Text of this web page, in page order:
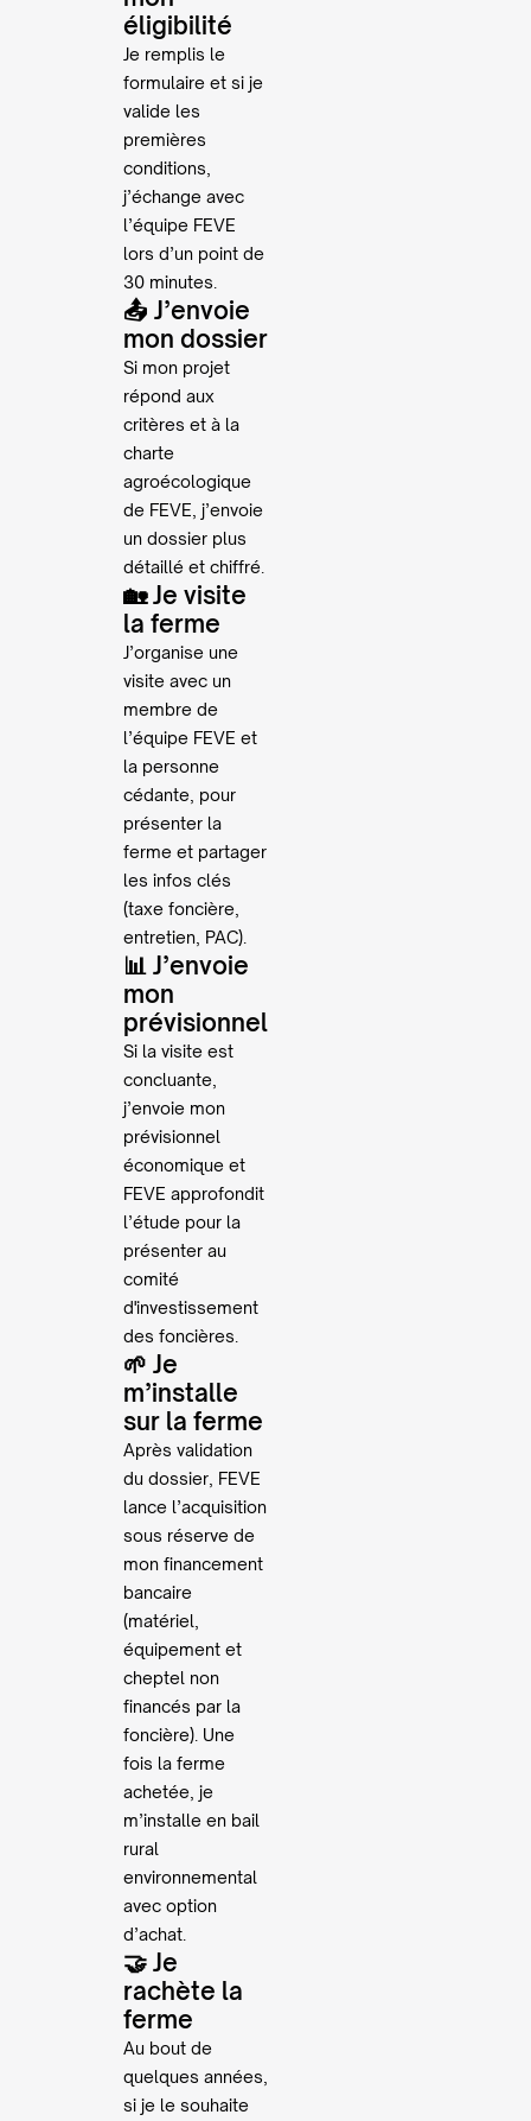
éligibilité
Je remplis le
formulaire et si je
valide les
premières
conditions,
j’échange avec
l’équipe FEVE
lors d’un point de
30 minutes.
📤 J’envoie
mon dossier
Si mon projet
répond aux
critères et à la
charte
agroécologique
de FEVE, j’envoie
un dossier plus
détaillé et chiffré.
🏡 Je visite
la ferme
J’organise une
visite avec un
membre de
l’équipe FEVE et
la personne
cédante, pour
présenter la
ferme et partager
les infos clés
(taxe foncière,
entretien, PAC).
📊 J’envoie
mon
prévisionnel
Si la visite est
concluante,
j’envoie mon
prévisionnel
économique et
FEVE approfondit
l’étude pour la
présenter au
comité
d'investissement
des foncières.
🌱 Je
m’installe
sur la ferme
Après validation
du dossier, FEVE
lance l’acquisition
sous réserve de
mon financement
bancaire
(matériel,
équipement et
cheptel non
financés par la
foncière). Une
fois la ferme
achetée, je
m’installe en bail
rural
environnemental
avec option
d’achat.
🤝 Je
rachète la
ferme
Au bout de
quelques années,
si je le souhaite